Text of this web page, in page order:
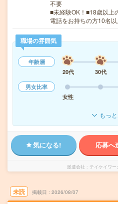
不要
■未経験OK！■18歳以上
電話をお持ちの方10名
職場の雰囲気
年齢層
20代
30代
男女比率
女性
もっ
気になる! 応募へ
派遣会社 テイケイワー
未読 掲載日 2026/08/07